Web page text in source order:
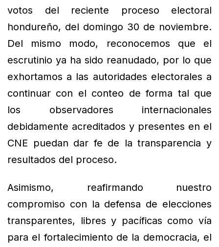
votos del reciente proceso electoral
hondureño, del domingo 30 de noviembre.
Del mismo modo, reconocemos que el
escrutinio ya ha sido reanudado, por lo que
exhortamos a las autoridades electorales a
continuar con el conteo de forma tal que
los observadores internacionales
debidamente acreditados y presentes en el
CNE puedan dar fe de la transparencia y
resultados del proceso.
Asimismo, reafirmando nuestro
compromiso con la defensa de elecciones
transparentes, libres y pacíficas como vía
para el fortalecimiento de la democracia, el